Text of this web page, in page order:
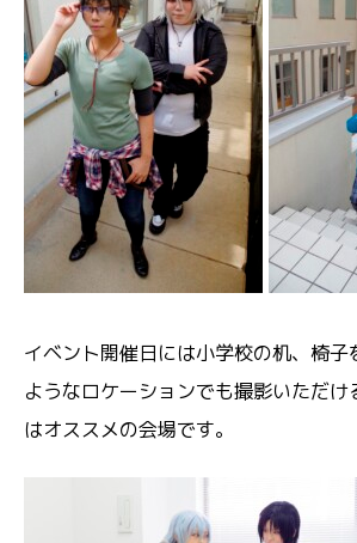
イベント開催日には小学校の机、椅子
ようなロケーションでも撮影いただけ
はオススメの会場です。